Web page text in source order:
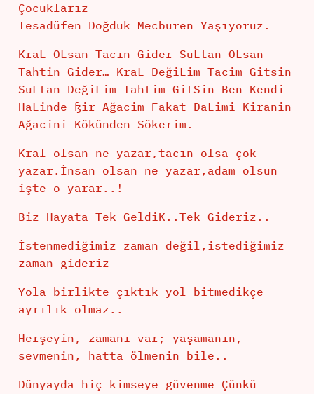
Çocuklarız
Tesadüfen Doğduk Mecburen Yaşıyoruz.
KraL OLsan Tacın Gider SuLtan OLsan
Tahtin Gider… KraL DeğiLim Tacim Gitsin
SuLtan DeğiLim Tahtim GitSin Ben Kendi
HaLinde ßir Ağacim Fakat DaLimi Kiranin
Ağacini Kökünden Sökerim.
Kral olsan ne yazar,tacın olsa çok
yazar.İnsan olsan ne yazar,adam olsun
işte o yarar..!
Biz Hayata Tek GeldiK..Tek Gideriz..
İstenmediğimiz zaman değil,istediğimiz
zaman gideriz
Yola birlikte çıktık yol bitmedikçe
ayrılık olmaz..
Herşeyin, zamanı var; yaşamanın,
sevmenin, hatta ölmenin bile..
Dünyayda hiç kimseye güvenme Çünkü